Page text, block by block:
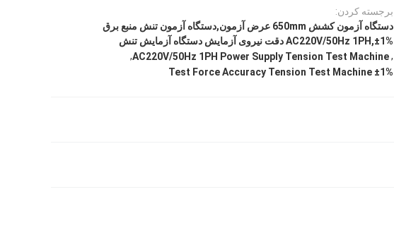
برجسته کردن:
دستگاه آزمون کشش 650mm عرض آزمون,دستگاه آزمون تنش منبع برق
AC220V/50Hz 1PH,±1% دقت نیروی آزمایش دستگاه آزمایش تنش
,
AC220V/50Hz 1PH Power Supply Tension Test Machine
,
±1% Test Force Accuracy Tension Test Machine